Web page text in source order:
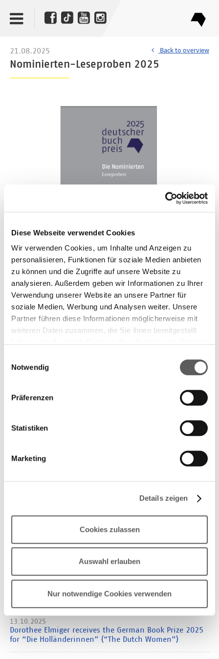
Diese Webseite verwendet Cookies
Wir verwenden Cookies, um Inhalte und Anzeigen zu
personalisieren, Funktionen für soziale Medien anbieten
zu können und die Zugriffe auf unsere Website zu
analysieren. Außerdem geben wir Informationen zu Ihrer
Verwendung unserer Website an unsere Partner für
soziale Medien, Werbung und Analysen weiter. Unsere
Partner führen diese Informationen möglicherweise mit
weiteren Daten zusammen, die Sie ihnen bereitgestellt
unsererDatenschutzerklärung.
Notwendig
Präferenzen
Statistiken
Marketing
Details zeigen
Cookies zulassen
Auswahl erlauben
Nur notwendige Cookies verwenden
Back to overview
21.08.2025
Nominierten-Leseproben 2025
Die nominierten Titel und ihre Autor*innen
entdecken: Das Taschenbuch „Deutscher Buchpreis
2025: Die Nominierten“ bietet Leseproben der 20
Titel, die diesen Herbst für die Auszeichnung „Roman
Kennenlernen der Romane und ihrer Autor*innen
Technologie- und Informationsanbieters MVB. Ab
dieser Woche ist das Buch deutschlandweit in vielen
Eine Übersicht der 20 Nominierten des Deutschen
Das Cover des Lesebuchs zum Herunterladen
07.04.2026
Starting signal for publishers
13.10.2025
Dorothee Elmiger receives the German Book Prize 2025
for “Die Holländerinnen” (“The Dutch Women”)